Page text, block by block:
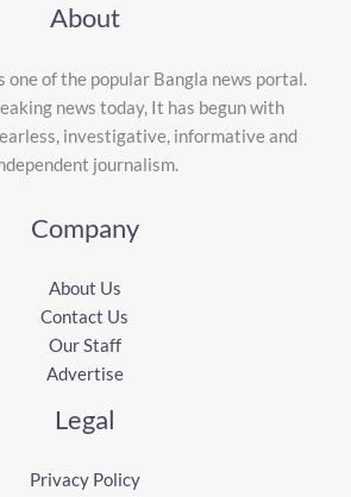
About
one of the popular Bangla news portal.
news today, It has begun with
investigative, informative and
journalism.
Company
About Us
Contact Us
Our Staff
Advertise
Legal
Privacy Policy